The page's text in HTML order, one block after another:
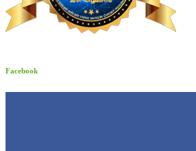
Facebook